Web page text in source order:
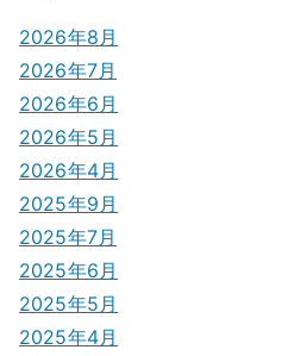
ビ
ゲ
ー
シ
ョ
ン
2026年8月
2026年7月
2026年6月
2026年5月
2026年4月
2025年9月
2025年7月
2025年6月
2025年5月
2025年4月